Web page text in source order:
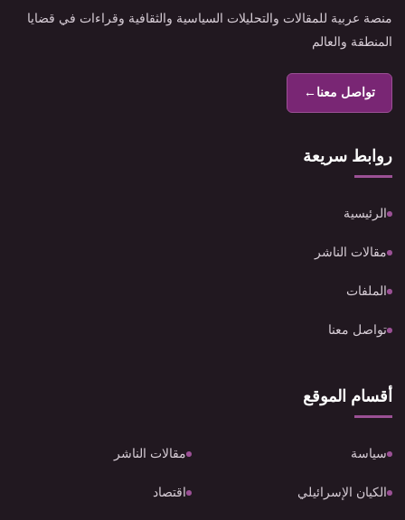
منصة عربية للمقالات والتحليلات السياسية والثقافية وقراءات في قضايا
المنطقة والعالم
تواصل معنا←
روابط سريعة
الرئيسية
مقالات الناشر
الملفات
تواصل معنا
أقسام الموقع
سياسة مقالات الناشر
الكيان الإسرائيلي اقتصاد